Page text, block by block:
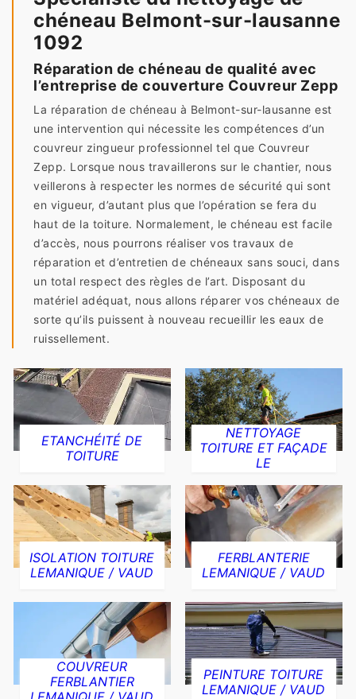
chéneau Belmont-sur-lausanne
1092
Réparation de chéneau de qualité avec
l’entreprise de couverture Couvreur Zepp
La réparation de chéneau à Belmont-sur-lausanne est
une intervention qui nécessite les compétences d’un
couvreur zingueur professionnel tel que Couvreur
Zepp. Lorsque nous travaillerons sur le chantier, nous
veillerons à respecter les normes de sécurité qui sont
en vigueur, d’autant plus que l’opération se fera du
haut de la toiture. Normalement, le chéneau est facile
d’accès, nous pourrons réaliser vos travaux de
réparation et d’entretien de chéneaux sans souci, dans
un total respect des règles de l’art. Disposant du
matériel adéquat, nous allons réparer vos chéneaux de
sorte qu’ils puissent à nouveau recueillir les eaux de
ruissellement.
ETANCHÉITÉ DE
TOITURE
NETTOYAGE
TOITURE ET FAÇADE
LE
ISOLATION TOITURE
LEMANIQUE / VAUD
FERBLANTERIE
LEMANIQUE / VAUD
COUVREUR
FERBLANTIER
PEINTURE TOITURE
LEMANIQUE / VAUD